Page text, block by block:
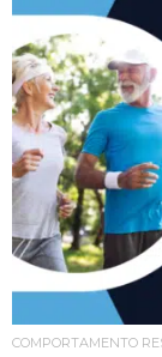
COMPORTAMENTO